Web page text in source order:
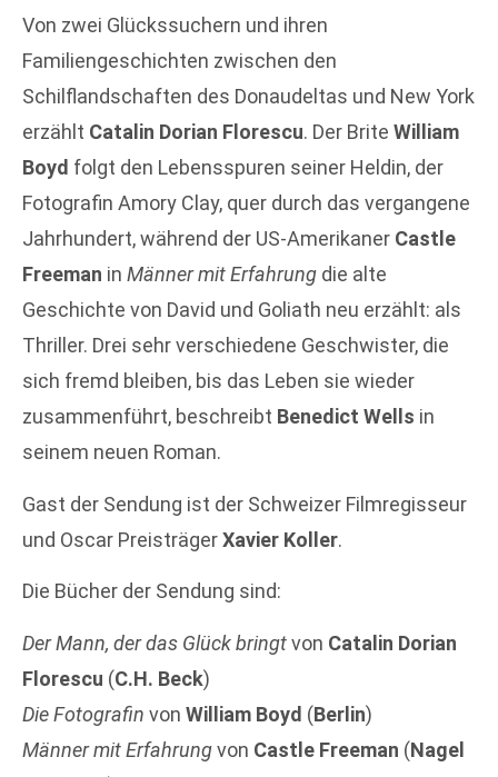
Von zwei Glückssuchern und ihren
Familiengeschichten zwischen den
Schilflandschaften des Donaudeltas und New York
erzählt Catalin Dorian Florescu. Der Brite William
Boyd folgt den Lebensspuren seiner Heldin, der
Fotografin Amory Clay, quer durch das vergangene
Jahrhundert, während der US-Amerikaner Castle
Freeman in Männer mit Erfahrung die alte
Geschichte von David und Goliath neu erzählt: als
Thriller. Drei sehr verschiedene Geschwister, die
sich fremd bleiben, bis das Leben sie wieder
zusammenführt, beschreibt Benedict Wells in
seinem neuen Roman.
Gast der Sendung ist der Schweizer Filmregisseur
und Oscar PreisträgerXavier Koller.
Die Bücher der Sendung sind:
Der Mann, der das Glück bringtvon Catalin Dorian
Florescu (C.H. Beck)
Die Fotografin von William Boyd (Berlin)
Männer mit Erfahrungvon Castle Freeman (Nagel